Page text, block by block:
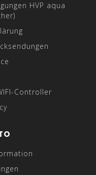
HVP aqua
Controller